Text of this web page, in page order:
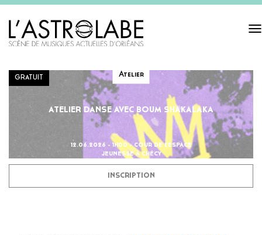
GRATUIT Atelier
ATELIER DANSE AVEC BOUM SHAKALAKA
12.06.2026 - 1H00 - COUR DE L'ESPACE
JEUNESSE À CHÉCY
INSCRIPTION